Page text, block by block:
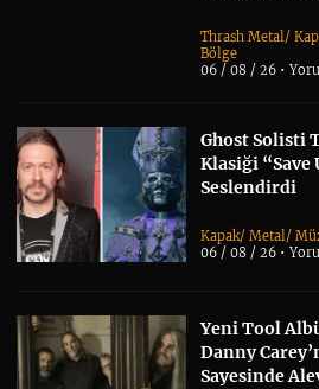
Thrash Metal/
Bölge
06 / 08 / 26 •
Ghost Solisti
Klasiği “Save
Seslendirdi
Kapak/Metal/
06 / 08 / 26 •
Yeni Tool
Danny
Sayesinde